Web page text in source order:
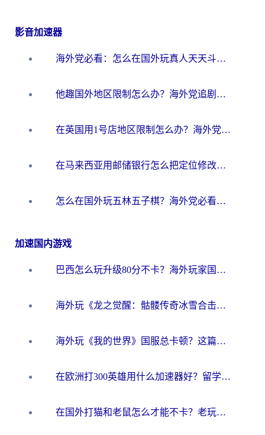
影音加速器
海外党必看：怎么在国外玩真人天天斗地主？附证券开户、音乐定位修改全攻略
他趣国外地区限制怎么办？海外党追剧听歌看直播的一站式解决方案
在英国用1号店地区限制怎么办？海外党必看的回国加速全攻略
在马来西亚用邮储银行怎么把定位修改到中国国内？3个海外生活痛点一次解决
怎么在国外玩五林五子棋？海外党必看的回国加速全攻略（附优酷荔枝FM解决方法）
加速国内游戏
巴西怎么玩升级80分不卡？海外玩家国服游戏加速器终极指南（附避坑技巧）
海外玩《龙之觉醒：骷髅传奇冰雪合击》延迟高？这篇指南帮你解决卡顿烦恼！
海外玩《我的世界》国服总卡顿？这篇我的世界游戏加速器指南帮你解决所有问题
在欧洲打300英雄用什么加速器好？留学生亲测有效的解决方案来了
在国外打猫和老鼠怎么才能不卡？老玩家亲测的终极加速指南